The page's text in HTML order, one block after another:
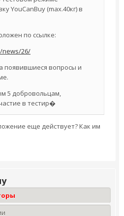
YouCanBuy (max.40кг) в
по ссылке:
news/26/
появившиеся вопросы и
5 добровольцам,
в тестир�
еще действует? Как им